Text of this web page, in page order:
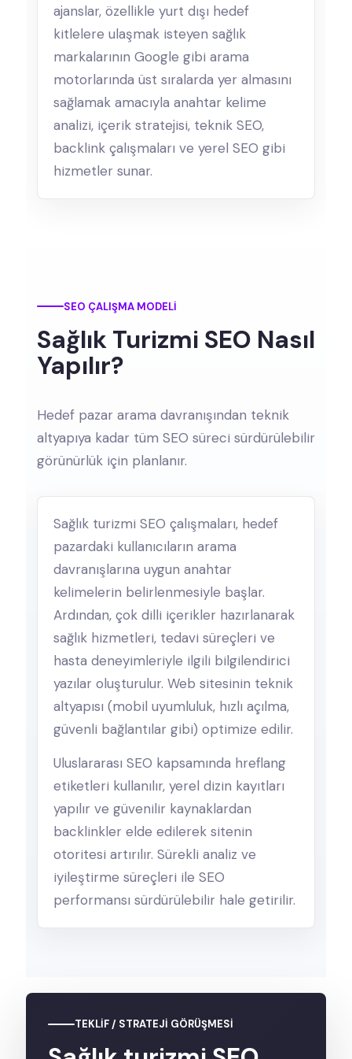
ajanslar, özellikle yurt dışı hedef
kitlelere ulaşmak isteyen sağlık
markalarının Google gibi arama
motorlarında üst sıralarda yer almasını
sağlamak amacıyla anahtar kelime
analizi, içerik stratejisi, teknik SEO,
backlink çalışmaları ve yerel SEO gibi
hizmetler sunar.
SEO ÇALIŞMA MODELI
Sağlık Turizmi SEO Nasıl
Yapılır?
Hedef pazar arama davranışından teknik
altyapıya kadar tüm SEO süreci sürdürülebilir
görünürlük için planlanır.
Sağlık turizmi SEO çalışmaları, hedef
pazardaki kullanıcıların arama
davranışlarına uygun anahtar
kelimelerin belirlenmesiyle başlar.
Ardından, çok dilli içerikler hazırlanarak
sağlık hizmetleri, tedavi süreçleri ve
hasta deneyimleriyle ilgili bilgilendirici
yazılar oluşturulur. Web sitesinin teknik
altyapısı (mobil uyumluluk, hızlı açılma,
güvenli bağlantılar gibi) optimize edilir.
Uluslararası SEO kapsamında hreflang
etiketleri kullanılır, yerel dizin kayıtları
yapılır ve güvenilir kaynaklardan
backlinkler elde edilerek sitenin
otoritesi artırılır. Sürekli analiz ve
iyileştirme süreçleri ile SEO
performansı sürdürülebilir hale getirilir.
TEKLIF / STRATEJI GÖRÜŞMESI